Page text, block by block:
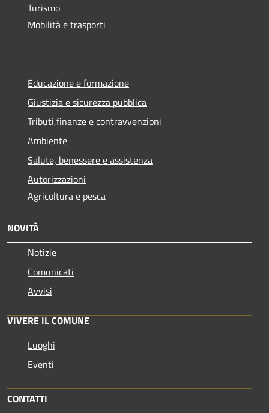
Turismo
Mobilità e trasporti
Educazione e formazione
Giustizia e sicurezza pubblica
Tributi,finanze e contravvenzioni
Ambiente
Salute, benessere e assistenza
Autorizzazioni
Agricoltura e pesca
NOVITÀ
Notizie
Comunicati
Avvisi
VIVERE IL COMUNE
Luoghi
Eventi
CONTATTI